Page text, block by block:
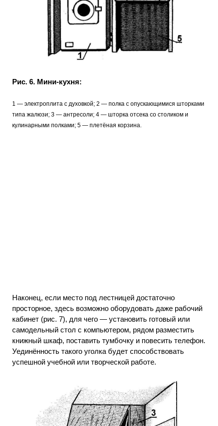
Рис. 6. Мини-кухня:
1 — электроплита с духовкой; 2 — полка с опускающимися шторками
типа жалюзи; 3 — антресоли; 4 — шторка отсека со столиком и
кулинарными полками; 5 — плетёная корзина.
Наконец, если место под лестницей достаточно
просторное, здесь возможно оборудовать даже рабочий
кабинет (рис. 7), для чего — установить готовый или
самодельный стол с компьютером, рядом разместить
книжный шкаф, поставить тумбочку и повесить телефон.
Уединённость такого уголка будет способствовать
успешной учебной или творческой работе.